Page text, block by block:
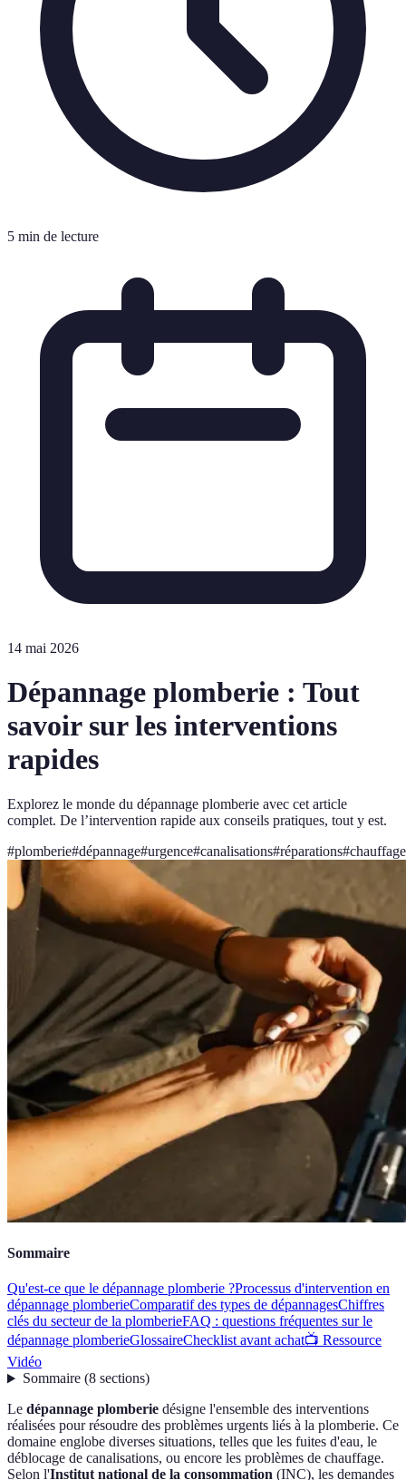
5 min de lecture
14 mai 2026
Dépannage plomberie : Tout
savoir sur les interventions
rapides
Explorez le monde du dépannage plomberie avec cet article
complet. De l’intervention rapide aux conseils pratiques, tout y est.
#plomberie#dépannage#urgence#canalisations#réparations#chauffage
Sommaire
Qu'est-ce que le dépannage plomberie ?Processus d'intervention en
dépannage plomberieComparatif des types de dépannagesChiffres
clés du secteur de la plomberieFAQ : questions fréquentes sur le
dépannage plomberieGlossaireChecklist avant achat📺 Ressource
Vidéo
Sommaire(8 sections)
Le dépannage plomberie désigne l'ensemble des interventions
réalisées pour résoudre des problèmes urgents liés à la plomberie. Ce
domaine englobe diverses situations, telles que les fuites d'eau, le
déblocage de canalisations, ou encore les problèmes de chauffage.
Selon l'Institut national de la consommation (INC), les demandes